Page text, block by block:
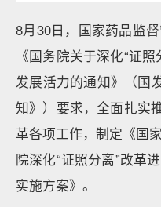
8月30日，国家药品监
《国务院关于深化“证
发展活力的通知》（国
知》）要求，全面扎实
革各项工作，制定《国
院深化“证照分离”改革
实施方案》。